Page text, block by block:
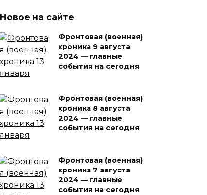
Новое на сайте
Фронтовая (военная)
хроника 9 августа
2024 — главные
события на сегодня
Фронтовая (военная)
хроника 8 августа
2024 — главные
события на сегодня
Фронтовая (военная)
хроника 7 августа
2024 — главные
события на сегодня